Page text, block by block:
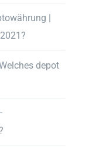
|
depot